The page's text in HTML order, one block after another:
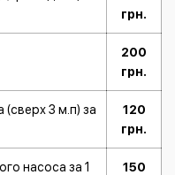
грн.
200
грн.
3 м.п) за
120
грн.
насоса за 1
150